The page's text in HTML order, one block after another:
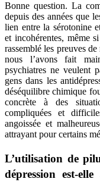
Bonne question. La
depuis des années que
lien entre la sérotonine
et incohérentes, même
rassemblé les preuves
nous l’avons fait
psychiatres ne veulent
gens dans les
déséquilibre chimique
concrète à des
compliquées et
angoissée et
attrayant pour certains
L’utilisation de
dépression est-